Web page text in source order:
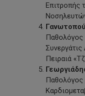
Επιτροπής
Παθολόγος
Πειραιά
Παθολόγος